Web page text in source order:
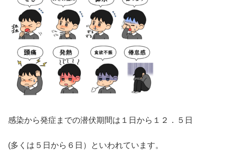
感染から発症までの潜伏期間は１日から１２．５日
(多くは５日から６日）といわれています。